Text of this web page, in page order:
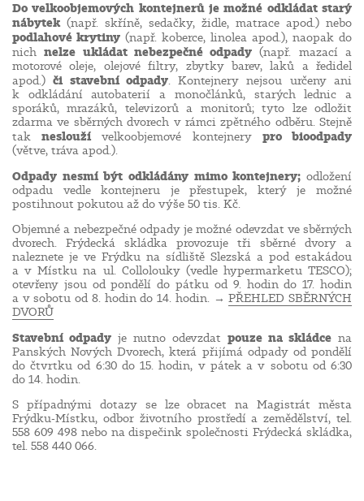
Do velkoobjemových kontejnerů je možné odkládat starý
nábytek(např. skříně, sedačky, židle, matrace apod.) nebo
podlahové krytiny (např. koberce, linolea apod.), naopak do
nichnelze ukládat nebezpečné odpady (např. mazací a
motorové oleje, olejové filtry, zbytky barev, laků a ředidel
apod.)či stavební odpady. Kontejnery nejsou určeny ani
k odkládání autobaterií a monočlánků, starých lednic a
sporáků, mrazáků, televizorů a monitorů; tyto lze odložit
zdarma ve sběrných dvorech v rámci zpětného odběru. Stejně
takneslouží velkoobjemové kontejnery pro bioodpady
(větve, tráva apod.).
Odpady nesmí být odkládány mimo kontejnery; odložení
odpadu vedle kontejneru je přestupek, který je možné
postihnout pokutou až do výše 50 tis. Kč.
Objemné a nebezpečné odpady je možné odevzdat ve sběrných
dvorech. Frýdecká skládka provozuje tři sběrné dvory a
naleznete je ve Frýdku na sídliště Slezská a pod estakádou
a v Místku na ul. Collolouky (vedle hypermarketu TESCO);
otevřeny jsou od pondělí do pátku od 9. hodin do 17. hodin
a v sobotu od 8. hodin do 14. hodin. →PŘEHLED SBĚRNÝCH
DVORŮ
Stavební odpady je nutno odevzdat pouze na skládce na
Panských Nových Dvorech, která přijímá odpady od pondělí
do čtvrtku od 6:30 do 15. hodin, v pátek a v sobotu od 6:30
do 14. hodin.
S případnými dotazy se lze obracet na Magistrát města
Frýdku-Místku, odbor životního prostředí a zemědělství, tel.
558 609 498 nebo na dispečink společnosti Frýdecká skládka,
tel. 558 440 066.